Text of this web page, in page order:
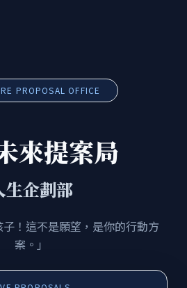
PROPOSAL OFFICE
來提案局
生企劃部
子！這不是願望，是你的行動方
案。」